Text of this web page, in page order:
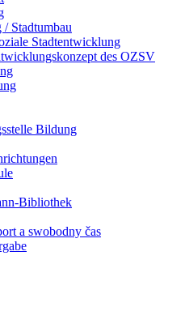
/ Stadtumbau
Stadtentwicklung
des OZSV
Bildung
Bibliothek
a swobodny čas